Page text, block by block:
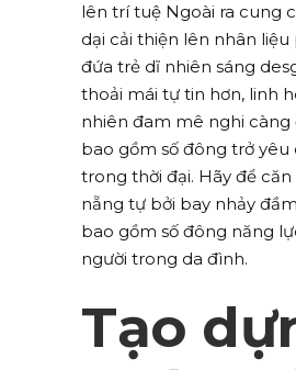
lên trí tuệ Ngoài ra cung
dại cải thiện lên nhân
đứa trẻ dĩ nhiên sáng
thoải mái tự tin hơn, linh
nhiên đam mê nghi càng
bao gồm số đông trở yêu
trong thời đại. Hãy để căn
nẵng tự bởi bay nhảy
bao gồm số đông năng
người trong da đình.
Tạo